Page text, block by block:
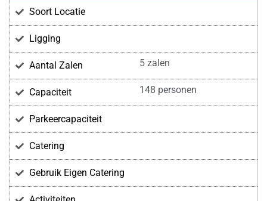
Soort Locatie
Ligging
Aantal Zalen 5 zalen
Capaciteit 148 personen
Parkeercapaciteit
Catering
Gebruik Eigen Catering